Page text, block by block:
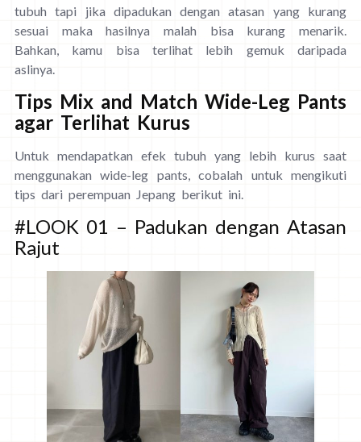
tubuh tapi jika dipadukan dengan atasan yang kurang
sesuai maka hasilnya malah bisa kurang menarik.
Bahkan, kamu bisa terlihat lebih gemuk daripada
aslinya.
Tips Mix and Match Wide-Leg Pants
agar Terlihat Kurus
Untuk mendapatkan efek tubuh yang lebih kurus saat
menggunakan wide-leg pants, cobalah untuk mengikuti
tips dari perempuan Jepang berikut ini.
#LOOK 01 – Padukan dengan Atasan
Rajut